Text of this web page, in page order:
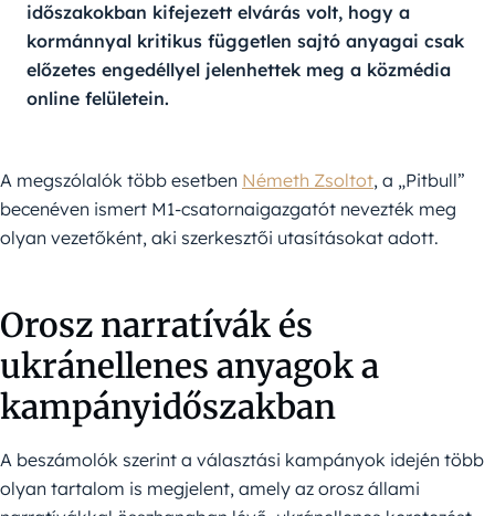
időszakokban kifejezett elvárás volt, hogy a
kormánnyal kritikus független sajtó anyagai csak
előzetes engedéllyel jelenhettek meg a közmédia
online felületein.
A megszólalók több esetben Németh Zsoltot, a „Pitbull”
becenéven ismert M1-csatornaigazgatót nevezték meg
olyan vezetőként, aki szerkesztői utasításokat adott.
Orosz narratívák és
ukránellenes anyagok a
kampányidőszakban
A beszámolók szerint a választási kampányok idején több
olyan tartalom is megjelent, amely az orosz állami